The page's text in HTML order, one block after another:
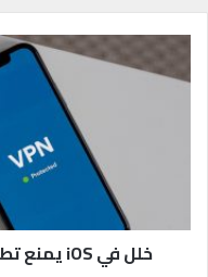
خ
ل
ي
خلل في iOS يمنع تطبيقات VPN من تشفير البيانات